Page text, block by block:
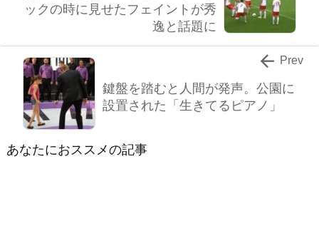
ックの時に見せたフェイントが秀
逸と話題に
鍵盤を踏むと人間が発声。公園に
設置された「生きてるピアノ」
 Prev
あなたにおススメの記事